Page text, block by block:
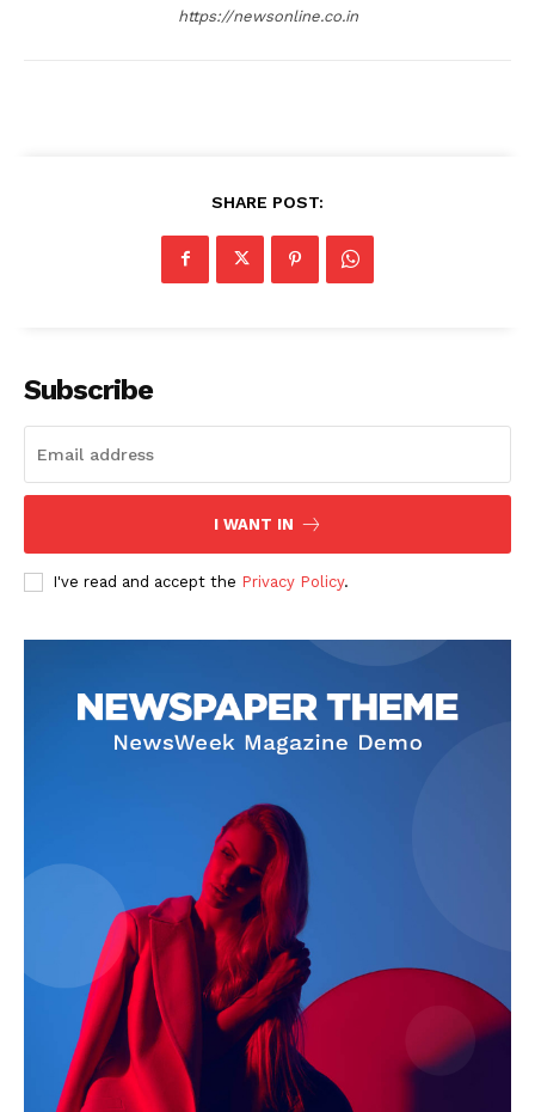
https://newsonline.co.in
SHARE POST:
Subscribe
I WANT IN
I've read and accept the Privacy Policy.